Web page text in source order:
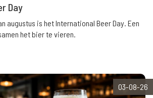
Day
augustus is het International Beer Day. Een
het bier te vieren.
03-08-26